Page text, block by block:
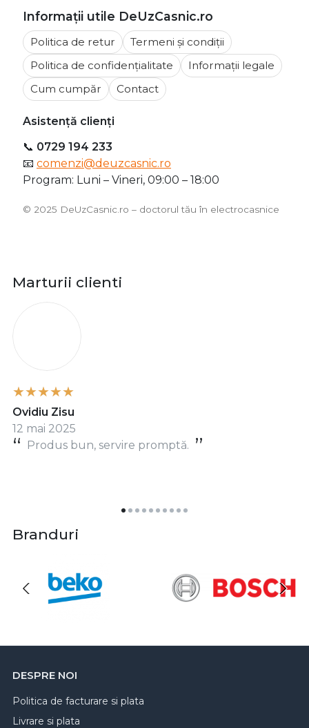
Informații utile DeUzCasnic.ro
Politica de retur
Termeni și condiții
Politica de confidențialitate
Informații legale
Cum cumpăr
Contact
Asistență clienți
📞 0729 194 233
📧 comenzi@deuzcasnic.ro
Program: Luni – Vineri, 09:00 – 18:00
©️ 2025 DeUzCasnic.ro – doctorul tău în electrocasnice
Marturii clienti
Produs bun, servire promptă.
Ovidiu Zisu
12 mai 2025
Branduri
DESPRE NOI
Politica de facturare si plata
Livrare si plata